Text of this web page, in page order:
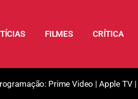
FILMES CRÍTICA
Prime Video | Apple TV|